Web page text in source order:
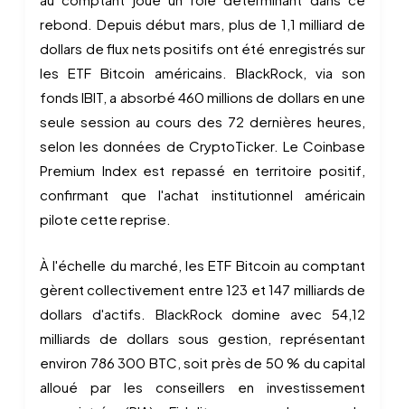
rebond. Depuis début mars, plus de 1,1 milliard de
dollars de flux nets positifs ont été enregistrés sur
les ETF Bitcoin américains. BlackRock, via son
fonds IBIT, a absorbé 460 millions de dollars en une
seule session au cours des 72 dernières heures,
selon les données de CryptoTicker. Le Coinbase
Premium Index est repassé en territoire positif,
confirmant que l'achat institutionnel américain
pilote cette reprise.
À l'échelle du marché, les ETF Bitcoin au comptant
gèrent collectivement entre 123 et 147 milliards de
dollars d'actifs. BlackRock domine avec 54,12
milliards de dollars sous gestion, représentant
environ 786 300 BTC, soit près de 50 % du capital
alloué par les conseillers en investissement